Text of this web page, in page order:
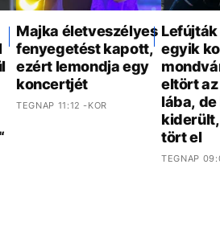
Majka életveszélyes
fenyegetést kapott,
ezért lemondja egy
koncertjét
TEGNAP 11:12 -KOR
Lefújták
egyik
eltört
lába,
tört el
TEGNAP